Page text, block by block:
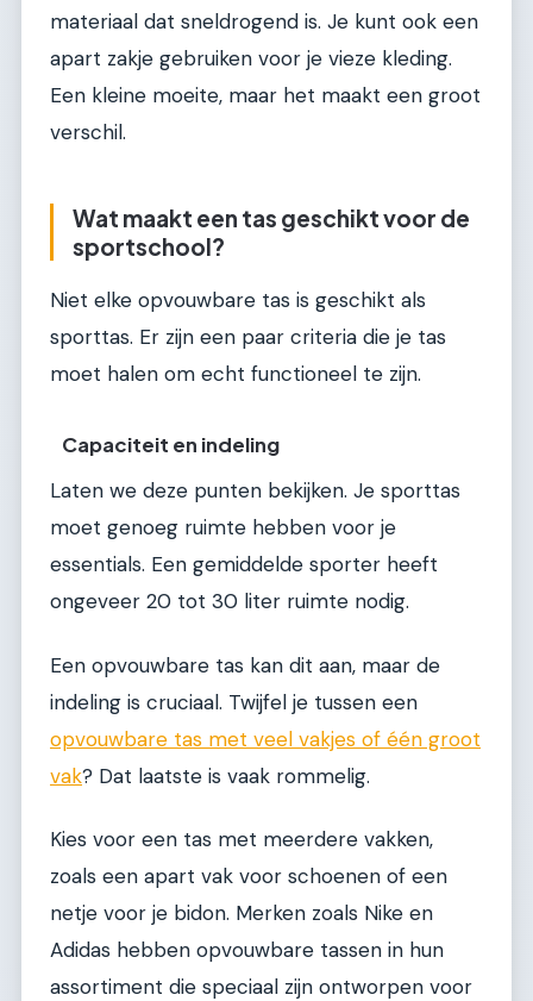
materiaal dat sneldrogend is. Je kunt ook een
apart zakje gebruiken voor je vieze kleding.
Een kleine moeite, maar het maakt een groot
verschil.
Wat maakt een tas geschikt voor de
sportschool?
Niet elke opvouwbare tas is geschikt als
sporttas. Er zijn een paar criteria die je tas
moet halen om echt functioneel te zijn.
Capaciteit en indeling
Laten we deze punten bekijken. Je sporttas
moet genoeg ruimte hebben voor je
essentials. Een gemiddelde sporter heeft
ongeveer 20 tot 30 liter ruimte nodig.
Een opvouwbare tas kan dit aan, maar de
indeling is cruciaal. Twijfel je tussen een
opvouwbare tas met veel vakjes of één groot
vak? Dat laatste is vaak rommelig.
Kies voor een tas met meerdere vakken,
zoals een apart vak voor schoenen of een
netje voor je bidon. Merken zoals Nike en
Adidas hebben opvouwbare tassen in hun
assortiment die speciaal zijn ontworpen voor